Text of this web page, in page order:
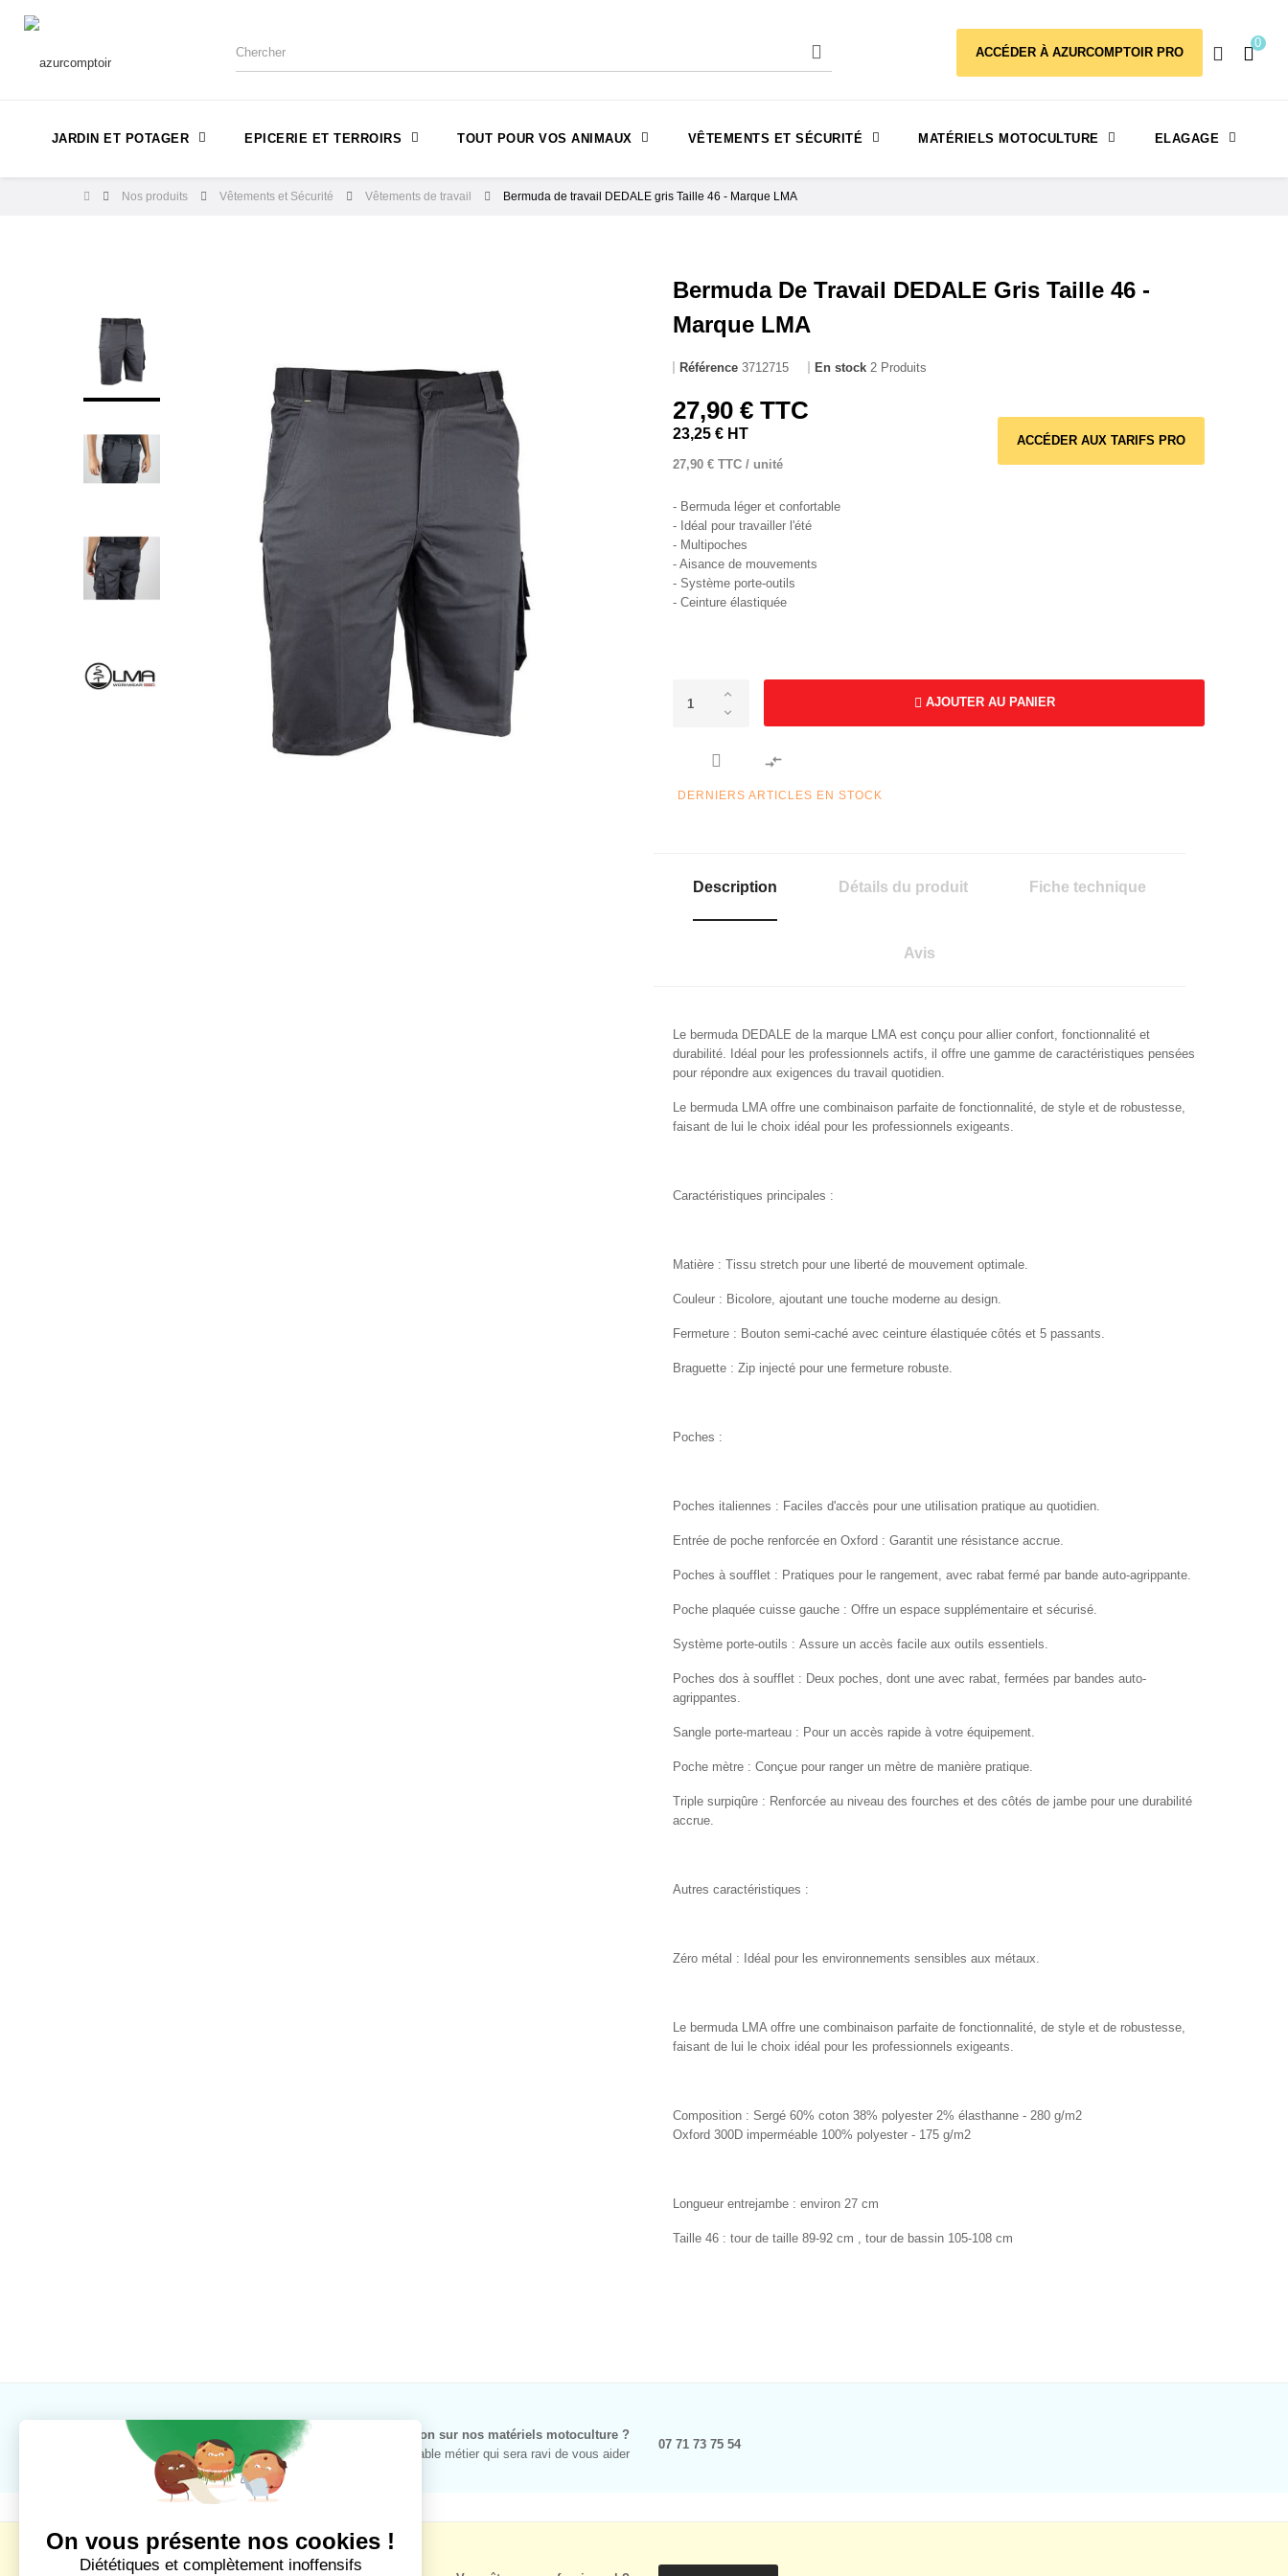
ACCÉDER À AZURCOMPTOIR PRO
0
JARDIN ET POTAGER EPICERIE ET TERROIRS TOUT POUR VOS ANIMAUX VÊTEMENTS ET SÉCURITÉ MATÉRIELS MOTOCULTURE ELAGAGE
Nos produits Vêtements et Sécurité Vêtements de travail Bermuda de travail DEDALE gris Taille 46 - Marque LMA
Bermuda De Travail DEDALE Gris Taille 46 -
Marque LMA
Référence 3712715 En stock 2 Produits
27,90 € TTC
23,25 € HT
27,90 € TTC / unité
ACCÉDER AUX TARIFS PRO
- Bermuda léger et confortable
- Idéal pour travailler l'été
- Multipoches
- Aisance de mouvements
- Système porte-outils
- Ceinture élastiquée
AJOUTER AU PANIER

DERNIERS ARTICLES EN STOCK
Description Détails du produit Fiche technique
Avis
Le bermuda DEDALE de la marque LMA est conçu pour allier confort, fonctionnalité et
durabilité. Idéal pour les professionnels actifs, il offre une gamme de caractéristiques pensées
pour répondre aux exigences du travail quotidien.
Le bermuda LMA offre une combinaison parfaite de fonctionnalité, de style et de robustesse,
faisant de lui le choix idéal pour les professionnels exigeants
Caractéristiques principales :
Matière : Tissu stretch pour une liberté de mouvement optimale.
Couleur : Bicolore, ajoutant une touche moderne au design.
Fermeture : Bouton semi-caché avec ceinture élastiquée côtés et 5 passants.
Braguette : Zip injecté pour une fermeture robuste.
Poches :
Poches italiennes : Faciles d'accès pour une utilisation pratique au quotidien.
Entrée de poche renforcée en Oxford : Garantit une résistance accrue.
Poches à soufflet : Pratiques pour le rangement, avec rabat fermé par bande auto-agrippante.
Poche plaquée cuisse gauche : Offre un espace supplémentaire et sécurisé.
Système porte-outils : Assure un accès facile aux outils essentiels.
Poches dos à soufflet : Deux poches, dont une avec rabat, fermées par bandes auto-
agrippantes.
Sangle porte-marteau : Pour un accès rapide à votre équipement.
Poche mètre : Conçue pour ranger un mètre de manière pratique.
Triple surpiqûre : Renforcée au niveau des fourches et des côtés de jambe pour une durabilité
accrue.
Autres caractéristiques :
Zéro métal : Idéal pour les environnements sensibles aux métaux.
Le bermuda LMA offre une combinaison parfaite de fonctionnalité, de style et de robustesse,
faisant de lui le choix idéal pour les professionnels exigeants.
Composition : Sergé 60% coton 38% polyester 2% élasthanne - 280 g/m2
Oxford 300D imperméable 100% polyester - 175 g/m2
Longueur entrejambe : environ 27 cm
Taille 46 : tour de taille 89-92 cm , tour de bassin 105-108 cm
Une question sur nos matériels motoculture ?
Contactez notre responsable métier qui sera ravi de vous aider
07 71 73 75 54